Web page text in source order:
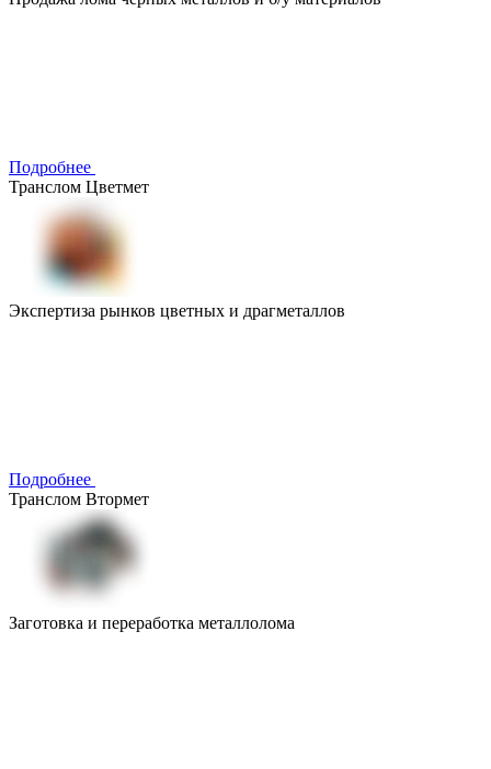
Подробнее
Транслом Цветмет
Экспертиза рынков цветных и драгметаллов
Подробнее
Транслом Втормет
Заготовка и переработка металлолома